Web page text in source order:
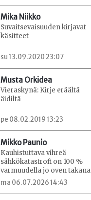
Mika Niikko
Suvaitsevaisuuden kirjavat
käsitteet
su 13.09.2020 23:07
Musta Orkidea
Vieraskynä: Kirje eräältä
äidiltä
pe 08.02.2019 13:23
Mikko Paunio
Kauhistuttava vihreä
sähkökatastrofi on 100 %
varmuudella jo oven takana
ma 06.07.2026 14:43